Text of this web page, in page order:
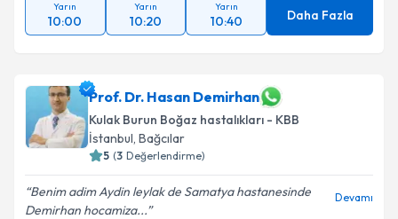
Yarın
10:00
Yarın
10:20
Yarın
10:40 Daha Fazla
Prof. Dr. Hasan Demirhan
Kulak Burun Boğaz hastalıkları - KBB
İstanbul, Bağcılar
5 (3 Değerlendirme)
Benim adim Aydin leylak de Samatya hastanesinde
Demirhan hocamiza...
Devamı